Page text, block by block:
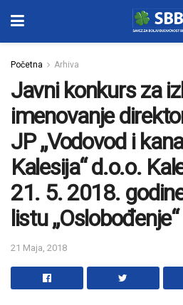
Početna Arhiva
Javni konkurs za
imenovanje
JP „Vodovod i
Kalesija“ d.o.o.
21. 5. 2018.
listu „Oslobođenje“
21 Maja, 2018